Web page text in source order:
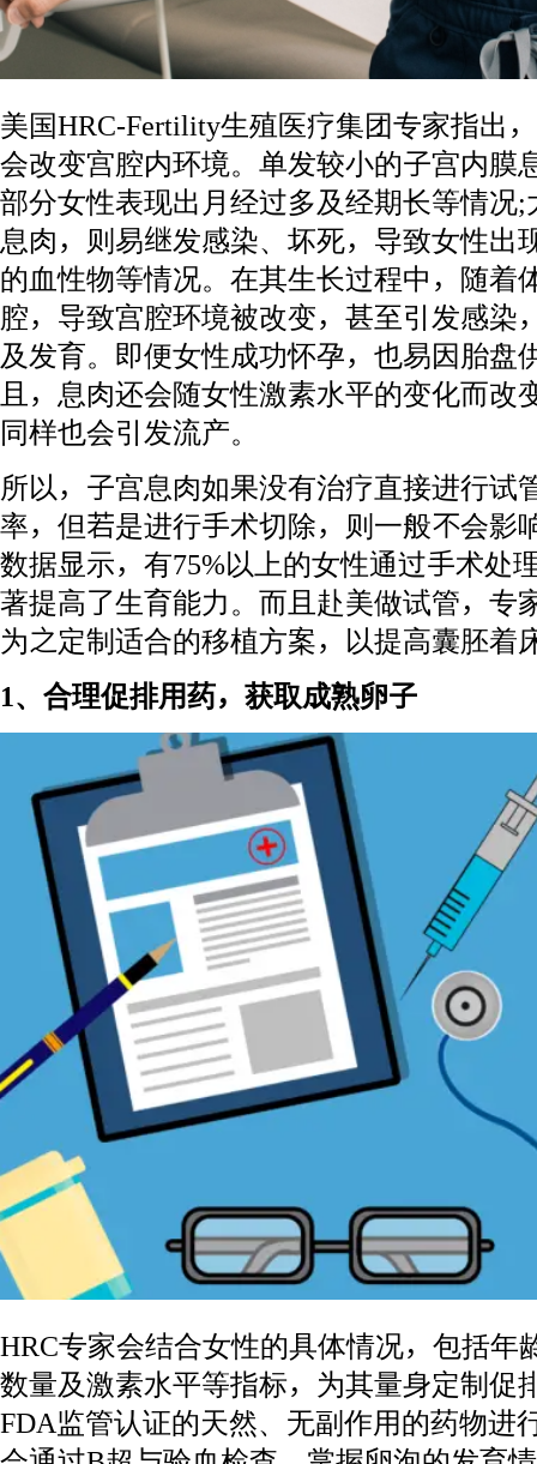
美国HRC-Fertility生殖医疗集团专家指出
会改变宫腔内环境。单发较小的子宫内膜
部分女性表现出月经过多及经期长等情况
息肉，则易继发感染、坏死，导致女性出
的血性物等情况。在其生长过程中，随着
腔，导致宫腔环境被改变，甚至引发感染
及发育。即便女性成功怀孕，也易因胎盘
且，息肉还会随女性激素水平的变化而改
同样也会引发流产。
所以，子宫息肉如果没有治疗直接进行试
率，但若是进行手术切除，则一般不会影
数据显示，有75%以上的女性通过手术处
著提高了生育能力。而且赴美做试管，专
为之定制适合的移植方案，以提高囊胚着
1、合理促排用药，获取成熟卵子
HRC专家会结合女性的具体情况，包括年
数量及激素水平等指标，为其量身定制促
FDA监管认证的天然、无副作用的药物进